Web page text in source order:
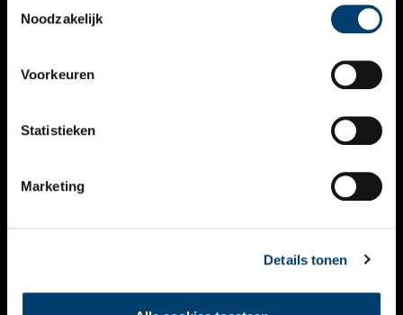
Noodzakelijk
Voorkeuren
Statistieken
Marketing
Details tonen
VERHALEN
KALENDER
THEMA’S
VIDEO’S
CONTACT